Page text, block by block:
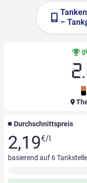
–
Durchschnittspreis
2,19€/l
basierend auf 6